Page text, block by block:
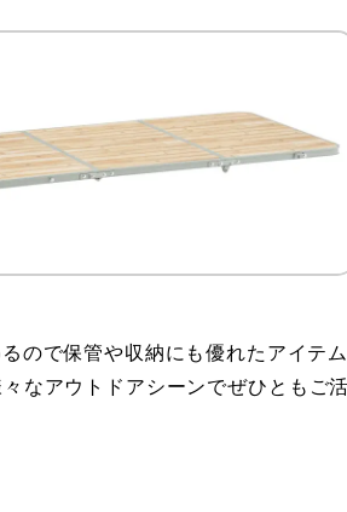
ので保管や収納にも優れたアイテ
なアウトドアシーンでぜひともご